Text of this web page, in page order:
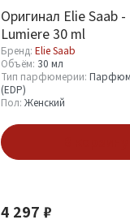
Оригинал Elie Saab -
Lumiere 30 ml
Бренд: Elie Saab
Объём: 30 мл
Тип парфюмерии:
(EDP)
Пол: Женский
4 297 ₽